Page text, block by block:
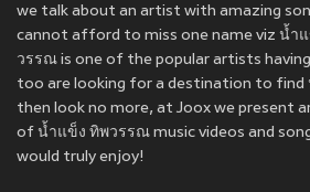
we talk about an artist with amazing
cannot afford to miss one name viz น้ำ
วรรณ is one of the popular artists
too are looking for a destination to find
then look no more, at Joox we present
of น้ำแข็ง ทิพวรรณ music videos and
would truly enjoy!